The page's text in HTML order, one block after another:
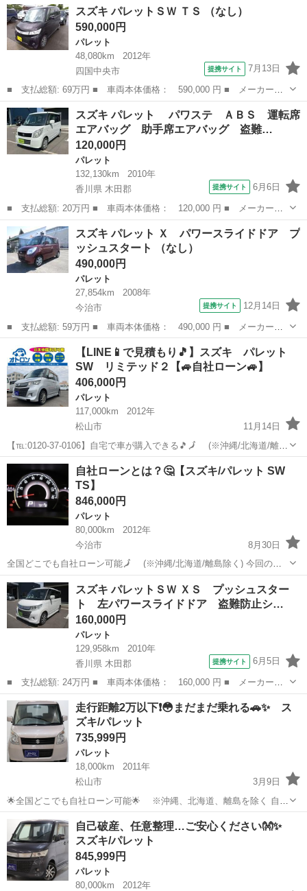
式なりの小傷ありますが、大きな凹み等は無いと思います。 現車確認
の上、ご検討よ...
愛媛 松山市 赤十字病院前駅 走行距離
スズキ パレットＳＷ ＴＳ （なし）
590,000円
パレット
48,080km
2012年
四国中央市
提携サイト 7月13日
■ 支払総額: 69万円 ■ 車両本体価格： 590,000 円 ■ メーカー
名： スズキ ■ 車種名： パレットＳＷ ■ グレード名： ＴＳ
■ 排気量： 660cc ■ ドア枚数： 5D ■ ミッション： AT ■
店...
愛媛 四国中央市 パレット
スズキ パレット パワステ ＡＢＳ 運転席
エアバッグ 助手席エアバッグ 盗難…
120,000円
パレット
132,130km
2010年
香川県 木田郡
提携サイト 6月6日
■ 支払総額: 20万円 ■ 車両本体価格： 120,000 円 ■ メーカー
名： スズキ ■ 車種名： パレット ■ グレード名： パワス
テ ＡＢＳ 運転席エアバッグ 助手席エアバッグ 盗難防止装置
ＣＤ キーレス ス...
香川 木田郡 パレット
スズキ パレット Ｘ パワースライドドア プ
ッシュスタート （なし）
490,000円
パレット
27,854km
2008年
今治市
提携サイト 12月14日
■ 支払総額: 59万円 ■ 車両本体価格： 490,000 円 ■ メーカー
名： スズキ ■ 車種名： パレット ■ グレード名： Ｘ パワー
スライドドア プッシュスタート ■ 排気量： 660cc ■ ドア枚
数： 5D...
今治市 パレット
【LINE📱で見積もり🎵】スズキ パレット
SW リミテッド２【🚙自社ローン🚙】
406,000円
パレット
117,000km
2012年
松山市
11月14日
【℡:0120-37-0106】自宅で車が購入できる🎵🗾 (※沖縄/北海道/離島
除く) 今回のお車の詳細はこちらから↓仮審査もできます◎
https://www.otoron.jp/lists/detail?ca...
愛媛 松山市 パレット オトロン
自社ローンとは？🤔【スズキ/パレット SW
TS】
846,000円
パレット
80,000km
2012年
今治市
8月30日
全国どこでも自社ローン可能🗾 (※沖縄/北海道/離島除く) 今回のお
車の詳細はこちらから↓仮審査も◎ https://otoron.jp/lists/detail/?
carno=028724 ・ブラックリス...
愛媛 今治市 パレット オトロン
スズキ パレットＳＷ ＸＳ プッシュスター
ト 左パワースライドドア 盗難防止シ…
160,000円
パレット
129,958km
2010年
香川県 木田郡
提携サイト 6月5日
■ 支払総額: 24万円 ■ 車両本体価格： 160,000 円 ■ メーカー
名： スズキ ■ 車種名： パレットＳＷ ■ グレード名： ＸＳ
プッシュスタート 左パワースライドドア 盗難防止システム ＨＤ
Ｄナビ ＣＤ ワ...
香川 木田郡 パレット
走行距離2万以下❗😳まだまだ乗れる🚗✨ ス
ズキ/パレット
735,999円
パレット
18,000km
2011年
松山市
3月9日
🌟全国どこでも自社ローン可能🌟 ※沖縄、北海道、離島を除く 自己
破産、債務整理の経験あり… 転職したばかり…自営業… 頭金一括の準
備は難しい… そんな不安はオトロンにお任せ(^^)/ 審査通過率95％✨...
愛媛 松山市 パレット 走行距離
自己破産、任意整理…ご安心ください👐✨
スズキ/パレット
845,999円
パレット
80,000km
2012年